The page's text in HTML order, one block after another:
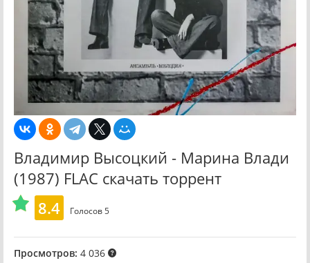
Владимир Высоцкий - Марина Влади
(1987) FLAC скачать торрент
8.4
Голосов5
Просмотров: 4 036